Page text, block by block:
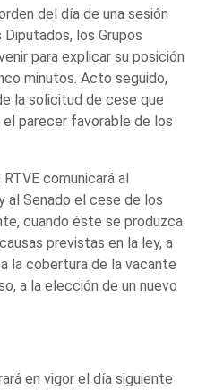
del día de una sesión
los Grupos
para explicar su posición
minutos. Acto seguido,
la solicitud de cese que
el parecer favorable de los
comunicará al
al Senado el cese de los
cuando éste se produzca
previstas en la ley, a
la cobertura de la vacante
a la elección de un nuevo
en vigor el día siguiente